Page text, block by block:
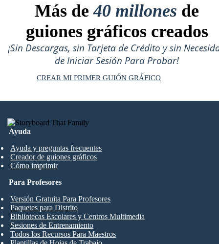
Más de40 millones de
guiones gráficos creados
¡Sin Descargas, sin Tarjeta de Crédito y sin
de Iniciar Sesión Para Probar!
CREAR MI PRIMER GUIÓN GRÁFICO
Ayuda
Ayuda y preguntas frecuentes
Creador de guiones gráficos
Cómo imprimir
Para Profesores
Versión Gratuita Para Profesores
Paquetes para Distrito
Bibliotecas Escolares y Centros Multimedia
Sesiones de Entrenamiento
Todos los Recursos Para Maestros